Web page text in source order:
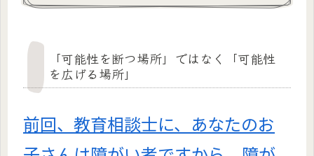
「可能性を断つ場所」ではなく「可能性
を広げる場所」
前回、教育相談士に、あなたのお